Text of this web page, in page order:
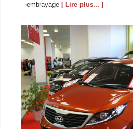
embrayage [ Lire plus... ]